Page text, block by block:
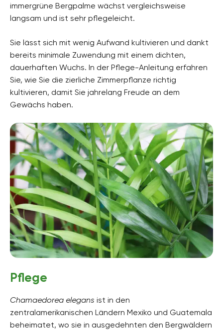
Gartenstil
Wintergarten
immergrüne Bergpalme wächst vergleichsweise
langsam und ist sehr pflegeleicht.
Sie lässt sich mit wenig Aufwand kultivieren und dankt
bereits minimale Zuwendung mit einem dichten,
dauerhaften Wuchs. In der Pflege-Anleitung erfahren
Sie, wie Sie die zierliche Zimmerpflanze richtig
kultivieren, damit Sie jahrelang Freude an dem
Gewächs haben.
Pflege
Chamaedorea elegans ist in den
zentralamerikanischen Ländern Mexiko und Guatemala
beheimatet, wo sie in ausgedehnten den Bergwäldern